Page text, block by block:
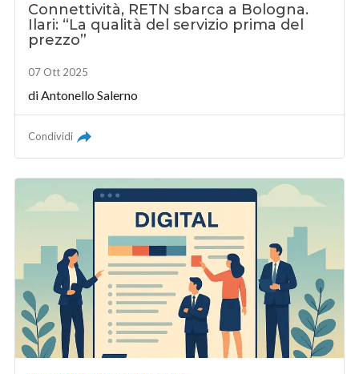
Connettività, RETN sbarca a Bologna.
Ilari: “La qualità del servizio prima del
prezzo”
07 Ott 2025
diAntonello Salerno
Condividi